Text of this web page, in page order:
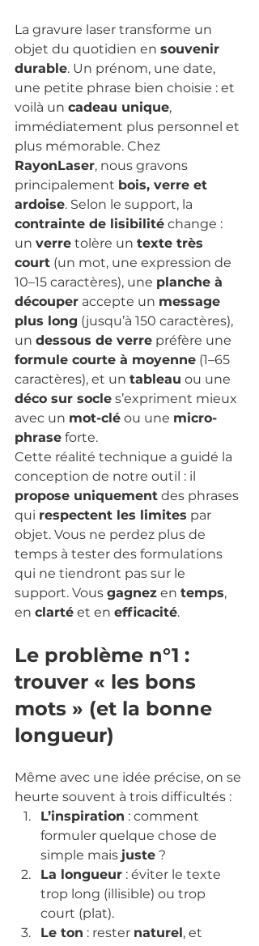
La gravure laser transforme un
objet du quotidien en souvenir
durable. Un prénom, une date,
une petite phrase bien choisie : et
voilà un cadeau unique,
immédiatement plus personnel et
plus mémorable. Chez
RayonLaser, nous gravons
principalement bois, verre et
ardoise. Selon le support, la
contrainte de lisibilité change :
un verre tolère un texte très
court (un mot, une expression de
10–15 caractères), une planche à
découper accepte un message
plus long (jusqu’à 150 caractères),
un dessous de verre préfère une
formule courte à moyenne (1–65
caractères), et un tableau ou une
déco sur socle s’expriment mieux
avec un mot-clé ou une micro-
phrase forte.
Cette réalité technique a guidé la
conception de notre outil : il
propose uniquement des phrases
qui respectent les limites par
objet. Vous ne perdez plus de
temps à tester des formulations
qui ne tiendront pas sur le
support. Vous gagnez en temps,
en clarté et en efficacité.
Le problème n°1 :
trouver « les bons
mots » (et la bonne
longueur)
Même avec une idée précise, on se
heurte souvent à trois difficultés :
L’inspiration : comment
formuler quelque chose de
simple mais juste ?
La longueur : éviter le texte
trop long (illisible) ou trop
court (plat).
Le ton : rester naturel, et